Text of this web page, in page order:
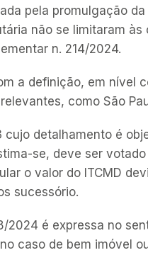
pela promulgação
não se limitaram
n. 214/2024.
a definição, em nível
como São
detalhamento é
se, deve ser
o valor do ITCMD
sucessório.
2024 é expressa no
no caso de bem imóvel